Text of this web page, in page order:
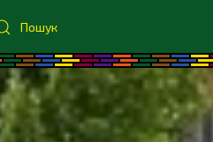
Пошук